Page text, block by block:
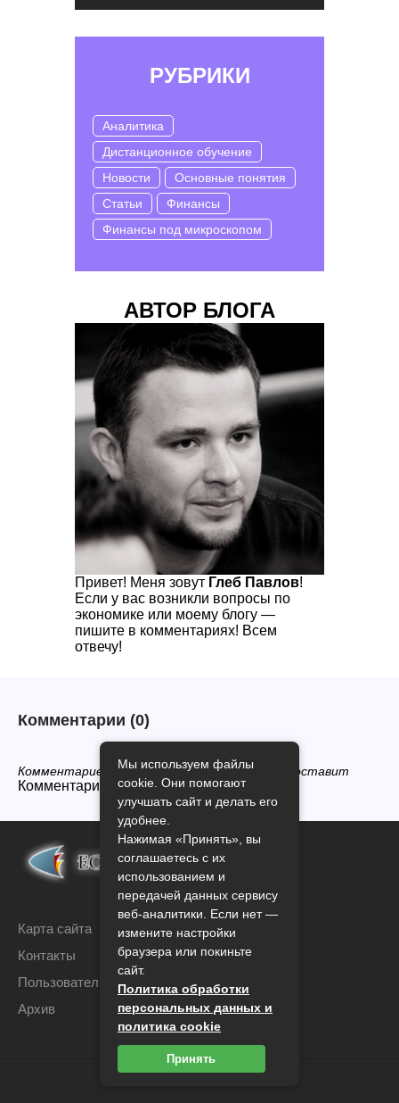
РУБРИКИ
Аналитика
Дистанционное обучение
Новости
Основные понятия
Статьи
Финансы
Финансы под микроскопом
АВТОР БЛОГА
Привет! Меня зовут Глеб Павлов!
Если у вас возникли вопросы по
экономике или моему блогу —
пишите в комментариях! Всем
отвечу!
Комментарии (0)
Комментариев нет, будьте первым кто его оставит
Комментарии закрыты.
Карта сайта
Контакты
Пользовательское соглашение
Архив
Мы используем файлы
cookie. Они помогают
улучшать сайт и делать его
удобнее.
Нажимая «Принять», вы
соглашаетесь с их
использованием и
передачей данных сервису
веб-аналитики. Если нет —
измените настройки
браузера или покиньте
сайт.
Политика обработки
персональных данных и
политика cookie
Принять